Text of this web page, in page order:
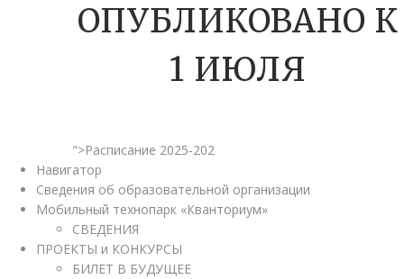
ОПУБЛИКОВАНО К
1 ИЮЛЯ
">Расписание 2025-202
Навигатор
Сведения об образовательной организации
Мобильный технопарк «Кванториум»
СВЕДЕНИЯ
ПРОЕКТЫ и КОНКУРСЫ
БИЛЕТ В БУДУЩЕЕ